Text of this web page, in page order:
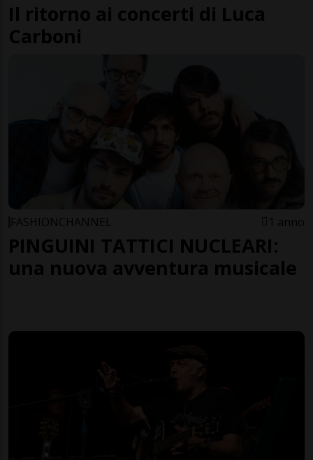
Il ritorno ai concerti di Luca
Carboni
FASHIONCHANNEL 1 anno
PINGUINI TATTICI NUCLEARI:
una nuova avventura musicale